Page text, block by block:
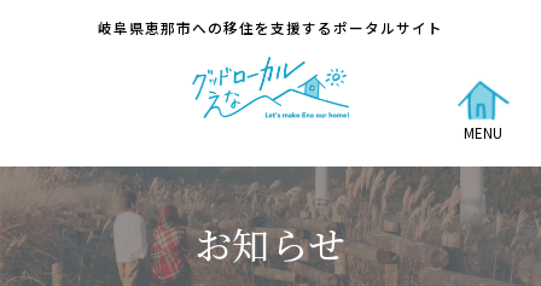
岐阜県恵那市への移住を支援するポータルサイト
MENU
お知らせ